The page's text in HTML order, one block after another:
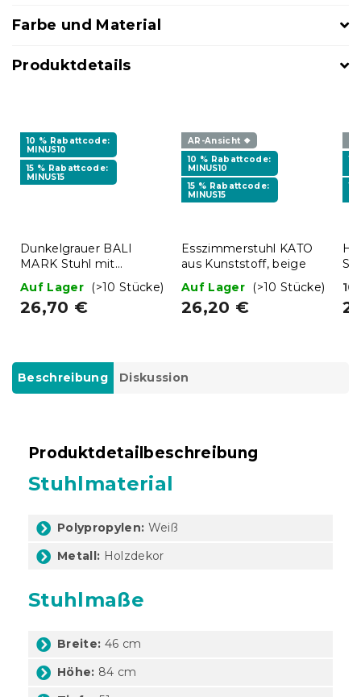
Farbe und Material
Produktdetails
10 % Rabattcode:
MINUS10
15 % Rabattcode:
MINUS15
Dunkelgrauer BALI
MARK Stuhl mit
Buchenbeinen
Auf Lager (>10 Stücke)
26,70 €
AR-Ansicht ❖
10 % Rabattcode:
MINUS10
15 % Rabattcode:
MINUS15
Esszimmerstuhl KATO
aus Kunststoff, beige
Auf Lager
(>10 Stücke)
26,20 €
10
Beschreibung Diskussion
Produktdetailbeschreibung
Stuhlmaterial
Polypropylen: Weiß
Metall: Holzdekor
Stuhlmaße
Breite: 46 cm
Höhe: 84 cm